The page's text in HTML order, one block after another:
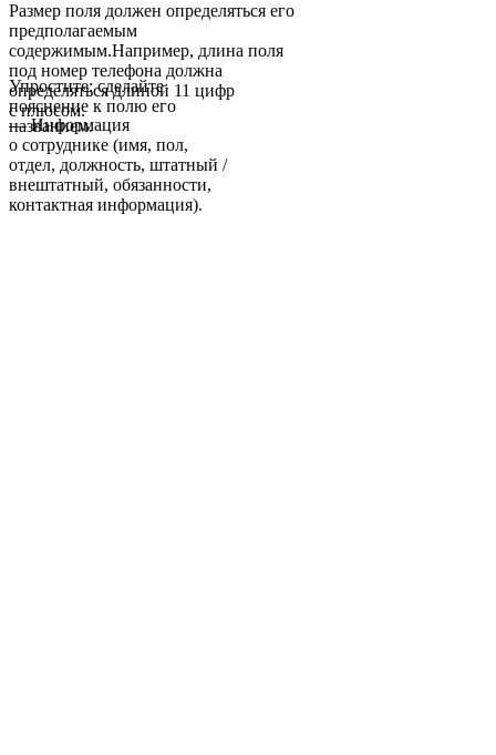
Размер поля должен определяться его
предполагаемым
содержимым.Например, длина поля
под номер телефона должна
определяться длиной 11 цифр
с плюсом.
Упростите: сделайте
пояснение к полю его
названием.
— Информация
о сотруднике (имя, пол,
отдел, должность, штатный /
внештатный, обязанности,
контактная информация).